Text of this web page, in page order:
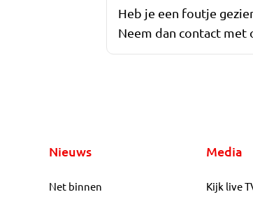
Heb je een foutje
Neem dan contact met
Nieuws
Net binnen
Media
Kijk live